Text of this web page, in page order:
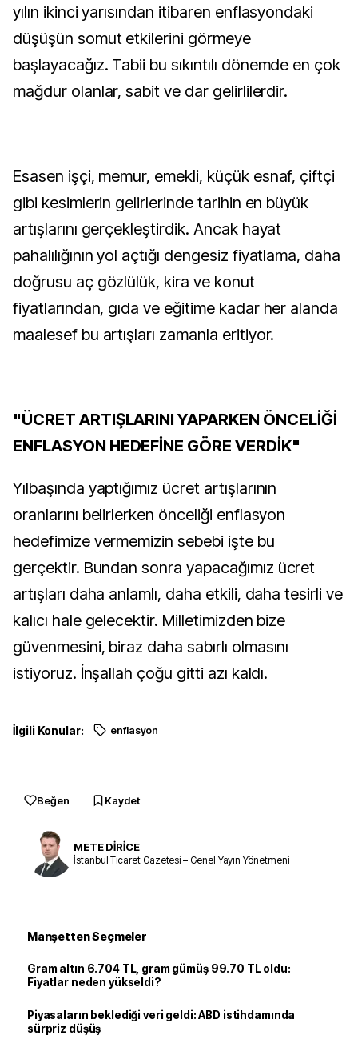
yılın ikinci yarısından itibaren enflasyondaki
düşüşün somut etkilerini görmeye
başlayacağız. Tabii bu sıkıntılı dönemde en çok
mağdur olanlar, sabit ve dar gelirlilerdir.
Esasen işçi, memur, emekli, küçük esnaf, çiftçi
gibi kesimlerin gelirlerinde tarihin en büyük
artışlarını gerçekleştirdik. Ancak hayat
pahalılığının yol açtığı dengesiz fiyatlama, daha
doğrusu aç gözlülük, kira ve konut
fiyatlarından, gıda ve eğitime kadar her alanda
maalesef bu artışları zamanla eritiyor.
"ÜCRET ARTIŞLARINI YAPARKEN ÖNCELİĞİ
ENFLASYON HEDEFİNE GÖRE VERDİK"
Yılbaşında yaptığımız ücret artışlarının
oranlarını belirlerken önceliği enflasyon
hedefimize vermemizin sebebi işte bu
gerçektir. Bundan sonra yapacağımız ücret
artışları daha anlamlı, daha etkili, daha tesirli ve
kalıcı hale gelecektir. Milletimizden bize
güvenmesini, biraz daha sabırlı olmasını
istiyoruz. İnşallah çoğu gitti azı kaldı.
İlgili Konular: enflasyon
Beğen Kaydet
METE DİRİCE
İstanbul Ticaret Gazetesi – Genel Yayın Yönetmeni
Manşetten Seçmeler
Gram altın 6.704 TL, gram gümüş 99.70 TL oldu:
Fiyatlar neden yükseldi?
Piyasaların beklediği veri geldi: ABD istihdamında
sürpriz düşüş